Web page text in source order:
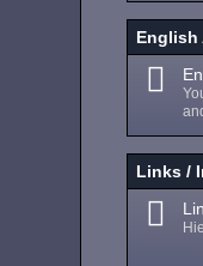
English
Links /